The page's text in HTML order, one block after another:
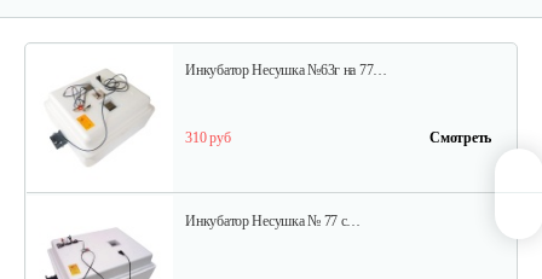
Инкубатор Несушка №63г на 77…
310 руб Смотреть
Инкубатор Несушка № 77 с…